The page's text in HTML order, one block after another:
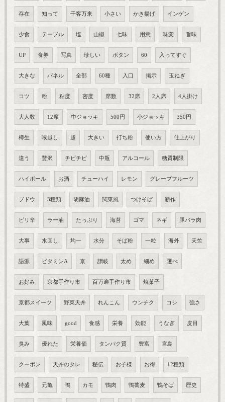
存在 知って 千客万来 小さい かき揚げ インゲン
少食 テーブル 塩 山椒 七味 用意 味変 旨味
UP 食券 写真 珍しい ボタン 60 入ってすぐ
大きな パネル 全部 60種 入口 掲示 玉ねぎ
コツ 粉 粘度 密度 席数 32席 2人席 4人掛け
大人数 12席 中ジョッキ 500円 小ジョッキ 350円
樽生 喉越し 超 大きい 打ち粉 使い方 仕上がり
違う 贅沢 チビチビ 中瓶 アルコール 糖質制限
ハイボール お酒 チューハイ レモン グレープフルーツ
ブドウ 3種類 胡麻油 関東風 つけそば 新作
ピリ辛 ラー油 たっぷり 海苔 ゴマ ネギ 豚バラ肉
大事 水回し 均一 水分 そば粉 一粒 海外 天竺
語源 ビタミンA 京 讃岐 太め 細め 選べ
お好み 京都手作り市 百万遍手作り市 焼菓子
京都スイーツ 野菜天丼 れんこん ウンチク コシ 強さ
大葉 風味 good 食感 栄養 効能 うなぎ 皮目
臭み 優れた 栄養価 タンパク質 豊富 宮島
クーポン 天丼のタレ 秘伝 お子様 お得 12種類
特盛 元亀 鴨 カモ 鴨肉 鴨蕎麦 鴨そば 歴史